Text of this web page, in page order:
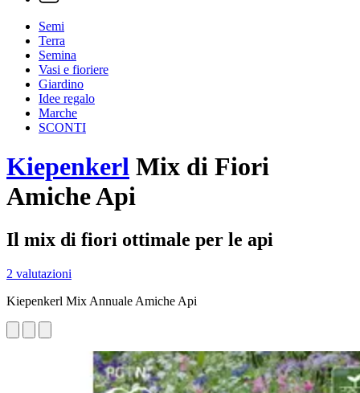
Semi
Terra
Semina
Vasi e fioriere
Giardino
Idee regalo
Marche
SCONTI
Kiepenkerl Mix di Fiori
Amiche Api
Il mix di fiori ottimale per le api
2 valutazioni
Kiepenkerl Mix Annuale Amiche Api